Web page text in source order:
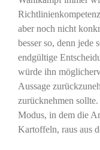
aber noch nicht
besser so, denn jede
endgültige
würde ihn
Aussage
zurücknehmen
Modus, in dem die
Kartoffeln, raus aus